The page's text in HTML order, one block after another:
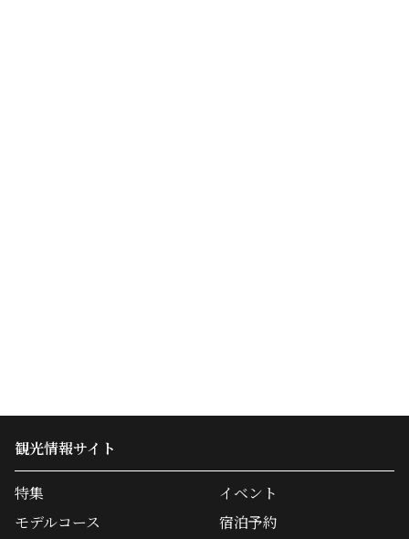
観光情報サイト
特集
モデルコース
イベント
宿泊予約